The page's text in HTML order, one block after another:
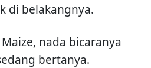
di belakangnya.
Maize, nada bicaranya
bertanya.